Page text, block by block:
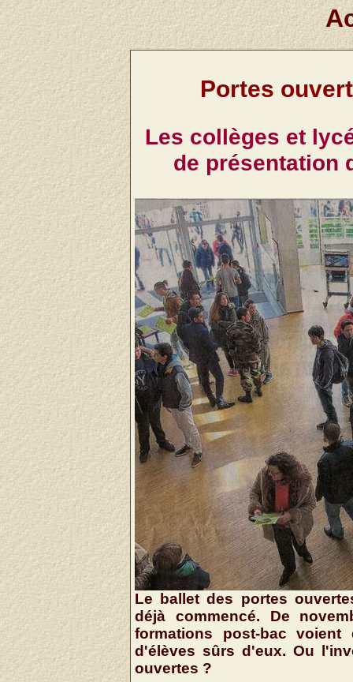
Portes
Les collèges et
de présentation
Le ballet des portes
déjà commencé. De
formations post-bac
d'élèves sûrs d'eux. Ou
ouvertes ?